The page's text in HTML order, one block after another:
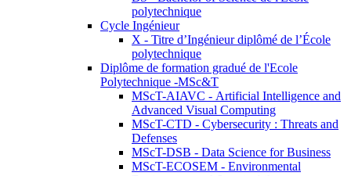
polytechnique
Cycle Ingénieur
X - Titre d’Ingénieur diplômé de l’École
polytechnique
Diplôme de formation gradué de l'Ecole
Polytechnique -MSc&T
MScT-AIAVC - Artificial Intelligence and
Advanced Visual Computing
MScT-CTD - Cybersecurity : Threats and
Defenses
MScT-DSB - Data Science for Business
MScT-ECOSEM - Environmental